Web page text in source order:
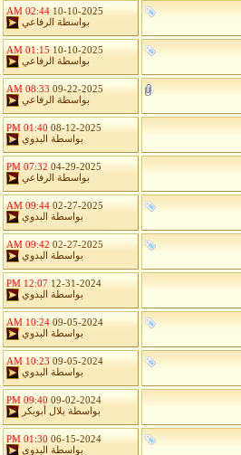
10-10-2025
02:44 AM
بواسطة
الرفاعي
10-10-2025
01:15 AM
بواسطة
الرفاعي
09-22-2025
08:33 AM
بواسطة
الرفاعي
08-12-2025
01:40 PM
بواسطة
البدوي
04-29-2025
07:32 PM
بواسطة
الرفاعي
02-27-2025
09:44 AM
بواسطة
البدوي
02-27-2025
09:42 AM
بواسطة
البدوي
12-31-2024
12:07 PM
بواسطة
البدوي
09-05-2024
10:24 AM
بواسطة
البدوي
09-05-2024
10:23 AM
بواسطة
البدوي
09-02-2024
09:40 PM
بواسطة بلال أبوبكر
06-15-2024
01:30 PM
بواسطة
البدوي